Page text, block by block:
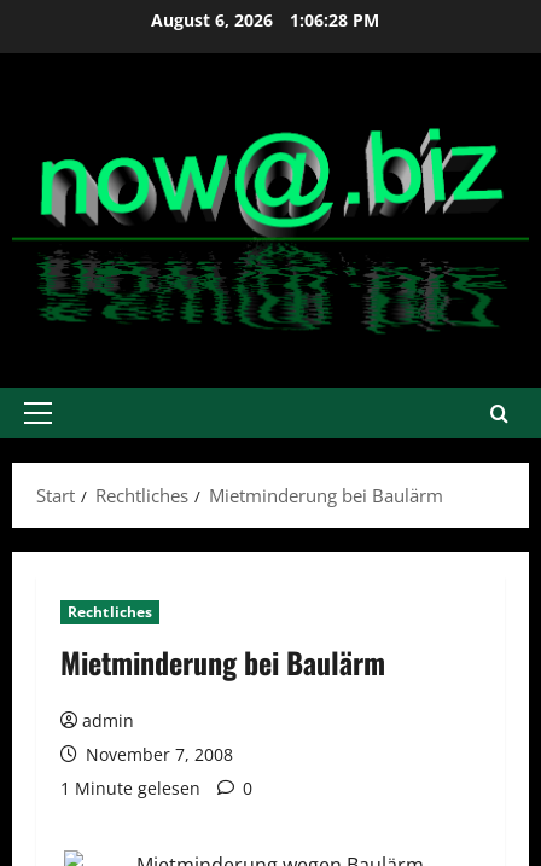
August 6, 2026 1:06:29 PM
Primäres
Start
Rechtliches Mietminderung bei Baulärm
Rechtliches
Mietminderung bei Baulärm
admin
November 7, 2008
1 Minute gelesen
0